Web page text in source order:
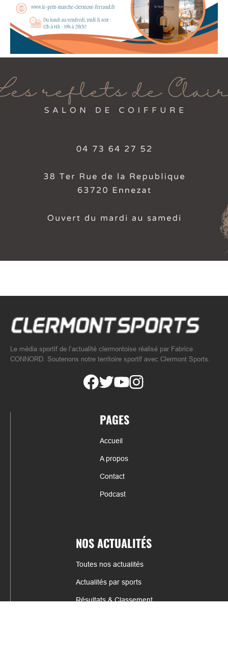
Le média sportif de l’actualité clermontoise réalisé par Fabrice
CONNORD. Soutenons notre territoire sportif avec Clermont Sports.
PAGES
Accueil
A propos
Contact
Podcast
NOS ACTUALITÉS
Toutes nos actualités
Actualités par sports
Résultats & Classement